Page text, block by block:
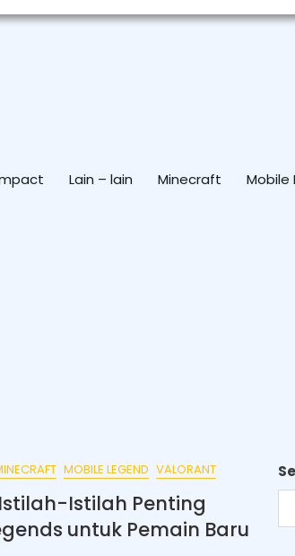
Lain – lain Minecraft Mobile
MOBILE LEGEND VALORANT
Istilah Penting
untuk Pemain Baru